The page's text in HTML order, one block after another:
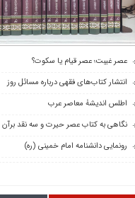
عصر غیبت؛ عصر قیام یا سکوت؟
انتشار کتاب‌های فقهی درباره مسائل روز
اطلس اندیشۀ معاصر عرب
نگاهی به کتاب عصر حیرت و سه نقد برآن
رونمایی دانشنامه امام خمینی (ره)